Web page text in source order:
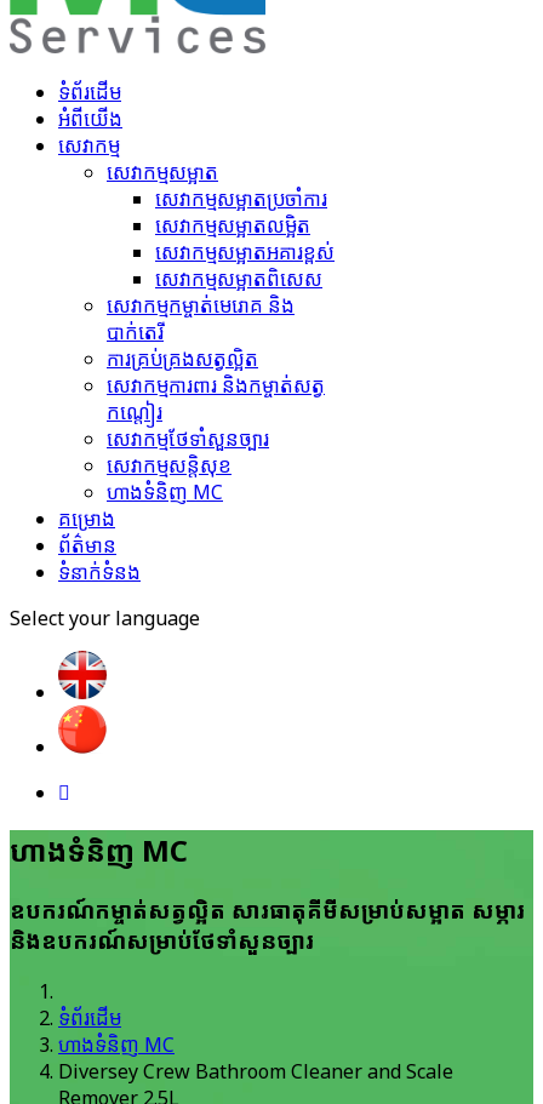
ទំព័រដើម
អំពីយើង
សេវាកម្ម
សេវាកម្មសម្អាត
សេវាកម្ម​សម្អាតប្រចាំការ
សេវាកម្ម​សម្អាត​លម្អិត
សេវាកម្ម​សម្អាត​អគារខ្ពស់
សេវាកម្ម​សម្អាត​ពិសេស
សេវាកម្ម​កម្ចាត់​មេរោគ និង
បាក់តេរី
ការគ្រប់គ្រង​សត្វល្អិត​
សេវាកម្ម​ការពារ និងកម្ចាត់​សត្វ
កណ្តៀរ
សេវាកម្ម​ថែទាំ​សួនច្បារ
សេវាកម្ម​សន្តិសុខ
ហាង​ទំនិញ MC
គ​ម្រោ​ង
ព័ត៌មាន
ទំនាក់ទំនង
Select your language
ហាង​ទំនិញ MC
ឧបករណ៍​កម្ចាត់​សត្វ​ល្អិត សារ​ធាតុ​គីមី​សម្រាប់​សម្អាត សម្ភារ
និង​ឧបករណ៍​សម្រាប់​ថែ​ទាំ​សួន​ច្បារ
ទំព័រដើម
ហាង​ទំនិញ MC
Diversey Crew Bathroom Cleaner and Scale
Remover 2.5L